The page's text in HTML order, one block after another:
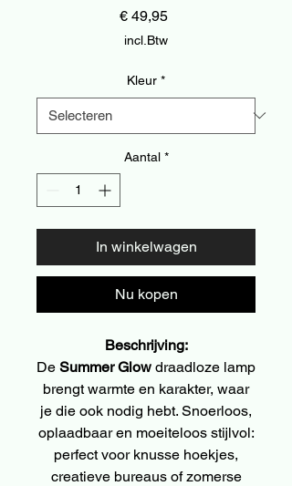
€ 49,95Prijs
incl.Btw
Kleur *
Aantal *
In winkelwagen
Nu kopen
Beschrijving:
De Summer Glow draadloze lamp
brengt warmte en karakter, waar
je die ook nodig hebt. Snoerloos,
oplaadbaar en moeiteloos stijlvol:
perfect voor knusse hoekjes,
creatieve bureaus of zomerse